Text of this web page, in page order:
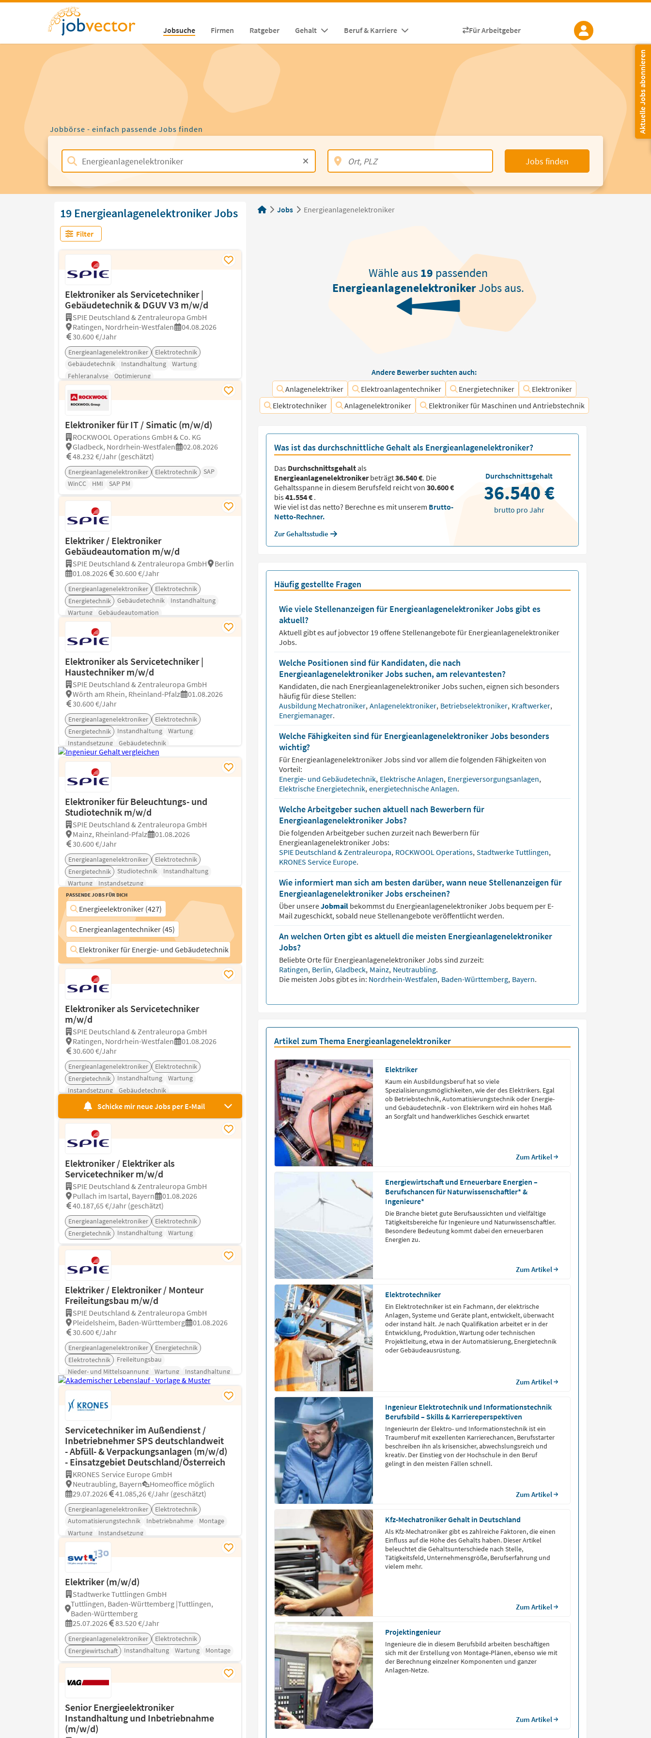
Jobsuche Firmen Ratgeber Gehalt Beruf & Karriere Für Arbeitgeber
Aktuelle Jobs abonnieren
Jobbörse - einfach passende Jobs finden
Jobs finden
19 Energieanlagenelektroniker Jobs
Filter
Elektroniker als Servicetechniker |
Gebäudetechnik & DGUV V3 m/w/d
SPIE Deutschland & Zentraleuropa GmbH
Ratingen, Nordrhein-Westfalen
04.08.2026
30.600 €/Jahr
Energieanlagenelektroniker
Elektrotechnik
Gebäudetechnik
Instandhaltung
Wartung
Fehleranalyse
Optimierung
Elektroniker für IT / Simatic (m/w/d)
ROCKWOOL Operations GmbH & Co. KG
Gladbeck, Nordrhein-Westfalen
02.08.2026
48.232 €/Jahr (geschätzt)
Energieanlagenelektroniker Elektrotechnik
SAP
WinCC
HMI SAP PM
Elektriker / Elektroniker
Gebäudeautomation m/w/d
SPIE Deutschland & Zentraleuropa GmbH
Berlin
01.08.2026
30.600 €/Jahr
Energieanlagenelektroniker
Elektrotechnik
Energietechnik
Gebäudetechnik
Instandhaltung
Wartung
Gebäudeautomation
Elektroniker als Servicetechniker |
Haustechniker m/w/d
SPIE Deutschland & Zentraleuropa GmbH
Wörth am Rhein, Rheinland-Pfalz
01.08.2026
30.600 €/Jahr
Energieanlagenelektroniker
Elektrotechnik
Energietechnik
Instandhaltung
Wartung
Instandsetzung
Gebäudetechnik
Elektroniker für Beleuchtungs- und
Studiotechnik m/w/d
SPIE Deutschland & Zentraleuropa GmbH
Mainz, Rheinland-Pfalz
01.08.2026
30.600 €/Jahr
Energieanlagenelektroniker
Elektrotechnik
Energietechnik
Studiotechnik
Instandhaltung
Wartung
Instandsetzung
Passende Jobs für Dich
Energieelektroniker (427)
Energieanlagentechniker (45)
Elektroniker für Energie- und Gebäudetechnik (50)
Elektroniker als Servicetechniker
m/w/d
SPIE Deutschland & Zentraleuropa GmbH
Ratingen, Nordrhein-Westfalen
01.08.2026
30.600 €/Jahr
Energieanlagenelektroniker
Elektrotechnik
Energietechnik
Instandhaltung
Wartung
Instandsetzung
Gebäudetechnik
Schicke mir neue Jobs per E-Mail
Elektroniker / Elektriker als
Servicetechniker m/w/d
SPIE Deutschland & Zentraleuropa GmbH
Pullach im Isartal, Bayern
01.08.2026
40.187,65 €/Jahr (geschätzt)
Energieanlagenelektroniker
Elektrotechnik
Energietechnik
Instandhaltung Wartung
Elektriker / Elektroniker / Monteur
Freileitungsbau m/w/d
SPIE Deutschland & Zentraleuropa GmbH
Pleidelsheim, Baden-Württemberg
01.08.2026
30.600 €/Jahr
Energieanlagenelektroniker
Energietechnik
Elektrotechnik
Freileitungsbau
Nieder- und Mittelspannung
Wartung Instandhaltung
Servicetechniker im Außendienst /
Inbetriebnehmer SPS deutschlandweit
- Abfüll- & Verpackungsanlagen (m/w/d)
- Einsatzgebiet Deutschland/Österreich
KRONES Service Europe GmbH
Neutraubling, Bayern
Homeoffice möglich
29.07.2026
41.085,26 €/Jahr (geschätzt)
Energieanlagenelektroniker
Elektrotechnik
Automatisierungstechnik
Inbetriebnahme
Montage
Wartung
Instandsetzung
Elektriker (m/w/d)
Stadtwerke Tuttlingen GmbH
Tuttlingen, Baden-Württemberg |Tuttlingen,
Baden-Württemberg
25.07.2026
83.520 €/Jahr
Energieanlagenelektroniker
Elektrotechnik
Energiewirtschaft
Instandhaltung Wartung Montage
Senior Energieelektroniker
Instandhaltung und Inbetriebnahme
(m/w/d)
Jobs Energieanlagenelektroniker
Wähle aus19 passenden
EnergieanlagenelektronikerJobs aus.
Andere Bewerber suchten auch:
Anlagenelektriker
Elektroanlagentechniker Energietechniker
Elektroniker
Elektrotechniker
Anlagenelektroniker Elektroniker für Maschinen und Antriebstechnik
Was ist das durchschnittliche Gehalt als Energieanlagenelektroniker?
Das Durchschnittsgehaltals
Energieanlagenelektronikerbeträgt36.540 €. Die
Gehaltsspanne in diesem Berufsfeld reicht von 30.600 €
bis41.554 € .
Wie viel ist das netto? Berechne es mit unserem Brutto-
Netto-Rechner.
Zur Gehaltsstudie
Durchschnittsgehalt
36.540 €
brutto pro Jahr
Häufig gestellte Fragen
Wie viele Stellenanzeigen für Energieanlagenelektroniker Jobs gibt es
aktuell?
Aktuell gibt es auf jobvector 19offene Stellenangebote für Energieanlagenelektroniker
Jobs.
Welche Positionen sind für Kandidaten, die nach
Energieanlagenelektroniker Jobs suchen, am relevantesten?
Kandidaten, die nach EnergieanlagenelektronikerJobs suchen, eignen sich besonders
häufig für diese Stellen:
Ausbildung Mechatroniker, Anlagenelektroniker, Betriebselektroniker, Kraftwerker,
Energiemanager.
Welche Fähigkeiten sind für Energieanlagenelektroniker Jobs besonders
wichtig?
Für EnergieanlagenelektronikerJobs sind vor allem die folgenden Fähigkeiten von
Vorteil:
Energie- und Gebäudetechnik, Elektrische Anlagen, Energieversorgungsanlagen,
Elektrische Energietechnik, energietechnische Anlagen.
Welche Arbeitgeber suchen aktuell nach Bewerbern für
Energieanlagenelektroniker Jobs?
Die folgenden Arbeitgeber suchen zurzeit nach Bewerbern für
EnergieanlagenelektronikerJobs:
SPIE Deutschland & Zentraleuropa, ROCKWOOL Operations, Stadtwerke Tuttlingen,
KRONES Service Europe.
Wie informiert man sich am besten darüber, wann neue Stellenanzeigen für
Energieanlagenelektroniker Jobs erscheinen?
Über unsereJobmail bekommst du EnergieanlagenelektronikerJobs bequem per E-
Mail zugeschickt, sobald neue Stellenangebote veröffentlicht werden.
An welchen Orten gibt es aktuell die meisten Energieanlagenelektroniker
Jobs?
Beliebte Orte für EnergieanlagenelektronikerJobs sind zurzeit:
Ratingen, Berlin, Gladbeck, Mainz, Neutraubling.
Die meisten Jobs gibt es in: Nordrhein-Westfalen, Baden-Württemberg, Bayern.
Artikel zum Thema Energieanlagenelektroniker
Elektriker
Kaum ein Ausbildungsberuf hat so viele
Spezialisierungsmöglichkeiten, wie der des Elektrikers. Egal
ob Betriebstechnik, Automatisierungstechnik oder Energie-
und Gebäudetechnik - von Elektrikern wird ein hohes Maß
an Sorgfalt und handwerkliches Geschick erwartet
Zum Artikel
Energiewirtschaft und Erneuerbare Energien –
Berufschancen für Naturwissenschaftler* &
Ingenieure*
Die Branche bietet gute Berufsaussichten und vielfältige
Tätigkeitsbereiche für Ingenieure und Naturwissenschaftler.
Besondere Bedeutung kommt dabei den erneuerbaren
Energien zu.
Zum Artikel
Elektrotechniker
Ein Elektrotechniker ist ein Fachmann, der elektrische
Anlagen, Systeme und Geräte plant, entwickelt, überwacht
oder instand hält. Je nach Qualifikation arbeitet er in der
Entwicklung, Produktion, Wartung oder technischen
Projektleitung, etwa in der Automatisierung, Energietechnik
oder Gebäudeausrüstung.
Zum Artikel
Ingenieur Elektrotechnik und Informationstechnik
Berufsbild – Skills & Karriereperspektiven
IngenieurIn der Elektro- und Informationstechnik ist ein
Traumberuf mit exzellenten Karrierechancen, Berufsstarter
beschreiben ihn als krisensicher, abwechslungsreich und
kreativ. Der Einstieg von der Hochschule in den Beruf
gelingt in den meisten Fällen schnell.
Zum Artikel
Kfz-Mechatroniker Gehalt in Deutschland
Als Kfz-Mechatroniker gibt es zahlreiche Faktoren, die einen
Einfluss auf die Höhe des Gehalts haben. Dieser Artikel
beleuchtet die Gehaltsunterschiede nach Stelle,
Tätigkeitsfeld, Unternehmensgröße, Berufserfahrung und
vielem mehr.
Zum Artikel
Projektingenieur
Ingenieure die in diesem Berufsbild arbeiten beschäftigen
sich mit der Erstellung von Montage-Plänen, ebenso wie mit
der Berechnung einzelner Komponenten und ganzer
Anlagen-Netze.
Zum Artikel